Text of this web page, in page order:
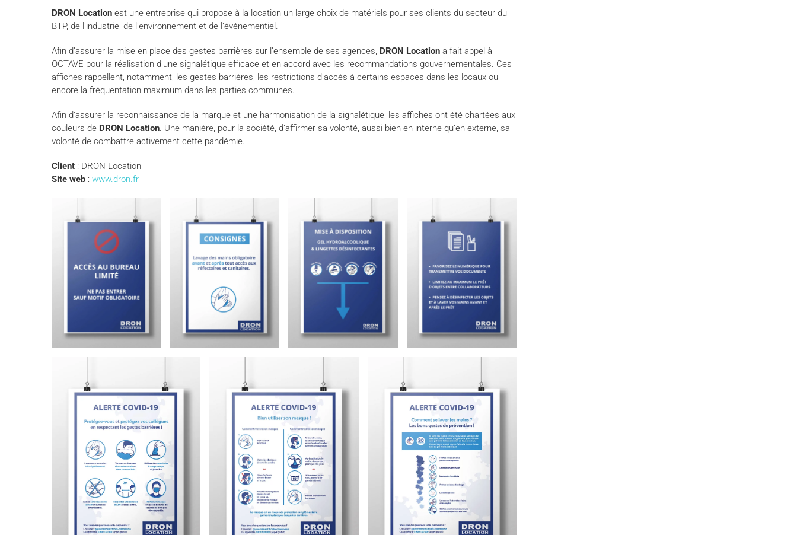
DRON Location est une entreprise qui propose à la location un large choix de matériels pour ses clients du secteur du
BTP, de l’industrie, de l’environnement et de l’événementiel.
Afin d’assurer la mise en place des gestes barrières sur l’ensemble de ses agences, DRON Location a fait appel à
OCTAVE pour la réalisation d’une signalétique efficace et en accord avec les recommandations gouvernementales. Ces
affiches rappellent, notamment, les gestes barrières, les restrictions d’accès à certains espaces dans les locaux ou
encore la fréquentation maximum dans les parties communes.
Afin d’assurer la reconnaissance de la marque et une harmonisation de la signalétique, les affiches ont été chartées aux
couleurs de DRON Location. Une manière, pour la société, d’affirmer sa volonté, aussi bien en interne qu’en externe, sa
volonté de combattre activement cette pandémie.
Client : DRON Location
Site web : www.dron.fr